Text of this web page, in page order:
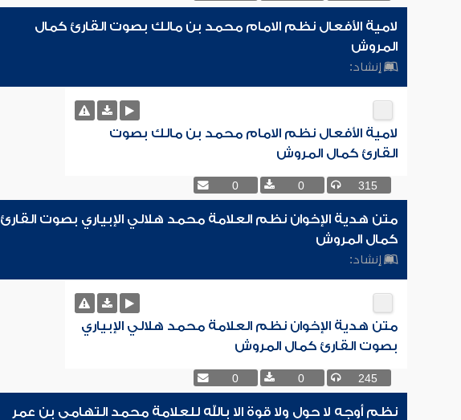
لامية الأفعال نظم الامام محمد بن مالك بصوت القارئ كمال
المروش
إنشاد:
لامية الأفعال نظم الامام محمد بن مالك بصوت
القارئ كمال المروش
315
0
0
متن هدية الإخوان نظم العلامة محمد هلالي الإبياري بصوت القارئ
كمال المروش
إنشاد:
متن هدية الإخوان نظم العلامة محمد هلالي الإبياري
بصوت القارئ كمال المروش
245
0
0
نظم أوجه لا حول ولا قوة الا بالله للعلامة محمد التهامي بن عمر